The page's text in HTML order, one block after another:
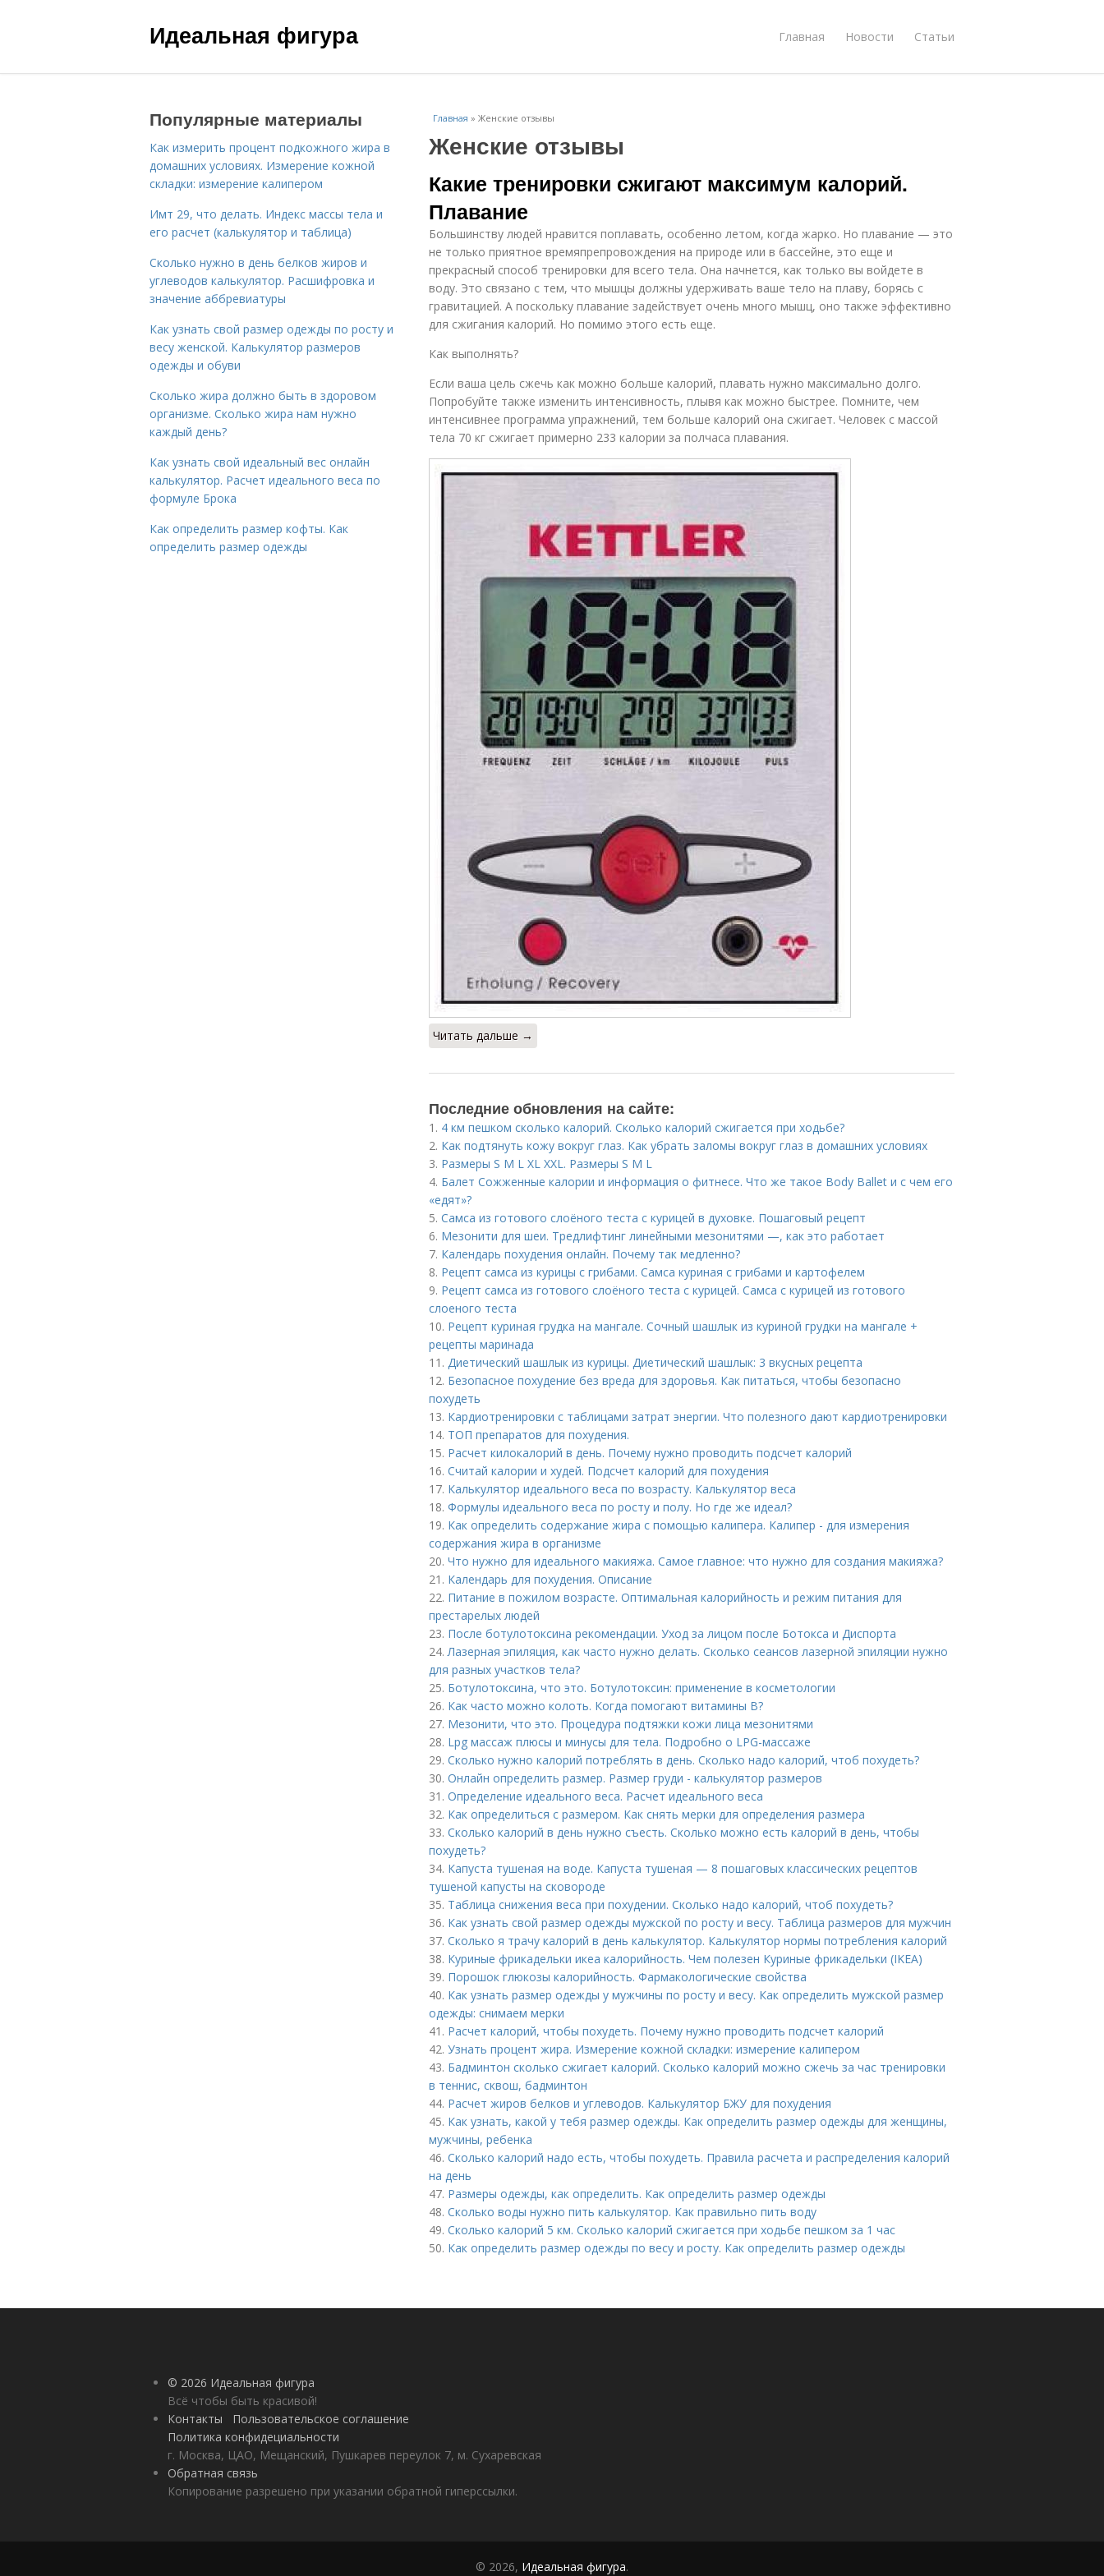
Идеальная фигура Главная Новости Статьи
Главная » Женские отзывы
Женские отзывы
Какие тренировки сжигают максимум калорий.
Плавание
Большинству людей нравится поплавать, особенно летом, когда жарко. Но плавание — это
не только приятное времяпрепровождения на природе или в бассейне, это еще и
прекрасный способ тренировки для всего тела. Она начнется, как только вы войдете в
воду. Это связано с тем, что мышцы должны удерживать ваше тело на плаву, борясь с
гравитацией. А поскольку плавание задействует очень много мышц, оно также эффективно
для сжигания калорий. Но помимо этого есть еще.
Как выполнять?
Если ваша цель сжечь как можно больше калорий, плавать нужно максимально долго.
Попробуйте также изменить интенсивность, плывя как можно быстрее. Помните, чем
интенсивнее программа упражнений, тем больше калорий она сжигает. Человек с массой
тела 70 кг сжигает примерно 233 калории за полчаса плавания.
Читать дальше →
Последние обновления на сайте:
1. 4 км пешком сколько калорий. Сколько калорий сжигается при ходьбе?
2. Как подтянуть кожу вокруг глаз. Как убрать заломы вокруг глаз в домашних условиях
3. Размеры S M L XL XXL. Размеры S M L
4. Балет Сожженные калории и информация о фитнесе. Что же такое Body Ballet и с чем его
«едят»?
5. Самса из готового слоёного теста с курицей в духовке. Пошаговый рецепт
6. Мезонити для шеи. Тредлифтинг линейными мезонитями —, как это работает
7. Календарь похудения онлайн. Почему так медленно?
8. Рецепт самса из курицы с грибами. Самса куриная с грибами и картофелем
9. Рецепт самса из готового слоёного теста с курицей. Самса с курицей из готового
слоеного теста
10. Рецепт куриная грудка на мангале. Сочный шашлык из куриной грудки на мангале +
рецепты маринада
11. Диетический шашлык из курицы. Диетический шашлык: 3 вкусных рецепта
12. Безопасное похудение без вреда для здоровья. Как питаться, чтобы безопасно
похудеть
13. Кардиотренировки с таблицами затрат энергии. Что полезного дают кардиотренировки
14. ТОП препаратов для похудения.
15. Расчет килокалорий в день. Почему нужно проводить подсчет калорий
16. Считай калории и худей. Подсчет калорий для похудения
17. Калькулятор идеального веса по возрасту. Калькулятор веса
18. Формулы идеального веса по росту и полу. Но где же идеал?
19. Как определить содержание жира с помощью калипера. Калипер - для измерения
содержания жира в организме
20. Что нужно для идеального макияжа. Самое главное: что нужно для создания макияжа?
21. Календарь для похудения. Описание
22. Питание в пожилом возрасте. Оптимальная калорийность и режим питания для
престарелых людей
23. После ботулотоксина рекомендации. Уход за лицом после Ботокса и Диспорта
24.Лазерная эпиляция, как часто нужно делать. Сколько сеансов лазерной эпиляции нужно
для разных участков тела?
25. Ботулотоксина, что это. Ботулотоксин: применение в косметологии
26. Как часто можно колоть. Когда помогают витамины B?
27. Мезонити, что это. Процедура подтяжки кожи лица мезонитями
28. Lpg массаж плюсы и минусы для тела. Подробно о LPG-массаже
29. Сколько нужно калорий потреблять в день. Сколько надо калорий, чтоб похудеть?
30. Онлайн определить размер. Размер груди - калькулятор размеров
31. Определение идеального веса. Расчет идеального веса
32. Как определиться с размером. Как снять мерки для определения размера
33. Сколько калорий в день нужно съесть. Сколько можно есть калорий в день, чтобы
похудеть?
34. Капуста тушеная на воде. Капуста тушеная — 8 пошаговых классических рецептов
тушеной капусты на сковороде
35. Таблица снижения веса при похудении. Сколько надо калорий, чтоб похудеть?
36. Как узнать свой размер одежды мужской по росту и весу. Таблица размеров для мужчин
37. Сколько я трачу калорий в день калькулятор. Калькулятор нормы потребления калорий
38. Куриные фрикадельки икеа калорийность. Чем полезен Куриные фрикадельки (IKEA)
39. Порошок глюкозы калорийность. Фармакологические свойства
40. Как узнать размер одежды у мужчины по росту и весу. Как определить мужской размер
одежды: снимаем мерки
41. Расчет калорий, чтобы похудеть. Почему нужно проводить подсчет калорий
42. Узнать процент жира. Измерение кожной складки: измерение калипером
43. Бадминтон сколько сжигает калорий. Сколько калорий можно сжечь за час тренировки
в теннис, сквош, бадминтон
44. Расчет жиров белков и углеводов. Калькулятор БЖУ для похудения
45. Как узнать, какой у тебя размер одежды. Как определить размер одежды для женщины,
мужчины, ребенка
46. Сколько калорий надо есть, чтобы похудеть. Правила расчета и распределения калорий
на день
47. Размеры одежды, как определить. Как определить размер одежды
48. Сколько воды нужно пить калькулятор. Как правильно пить воду
49. Сколько калорий 5 км. Сколько калорий сжигается при ходьбе пешком за 1 час
50. Как определить размер одежды по весу и росту. Как определить размер одежды
Популярные материалы
Как измерить процент подкожного жира в
домашних условиях. Измерение кожной
складки: измерение калипером
Имт 29, что делать. Индекс массы тела и
его расчет (калькулятор и таблица)
Сколько нужно в день белков жиров и
углеводов калькулятор. Расшифровка и
значение аббревиатуры
Как узнать свой размер одежды по росту и
весу женской. Калькулятор размеров
одежды и обуви
Сколько жира должно быть в здоровом
организме. Сколько жира нам нужно
каждый день?
Как узнать свой идеальный вес онлайн
калькулятор. Расчет идеального веса по
формуле Брока
Как определить размер кофты. Как
определить размер одежды
© 2026 Идеальная фигура
Всё чтобы быть красивой!
Контакты
Пользовательское соглашение
Политика конфидециальности
г. Москва, ЦАО, Мещанский, Пушкарев переулок 7, м. Сухаревская
Обратная связь
Копирование разрешено при указании обратной гиперссылки.
© 2026, Идеальная фигура.